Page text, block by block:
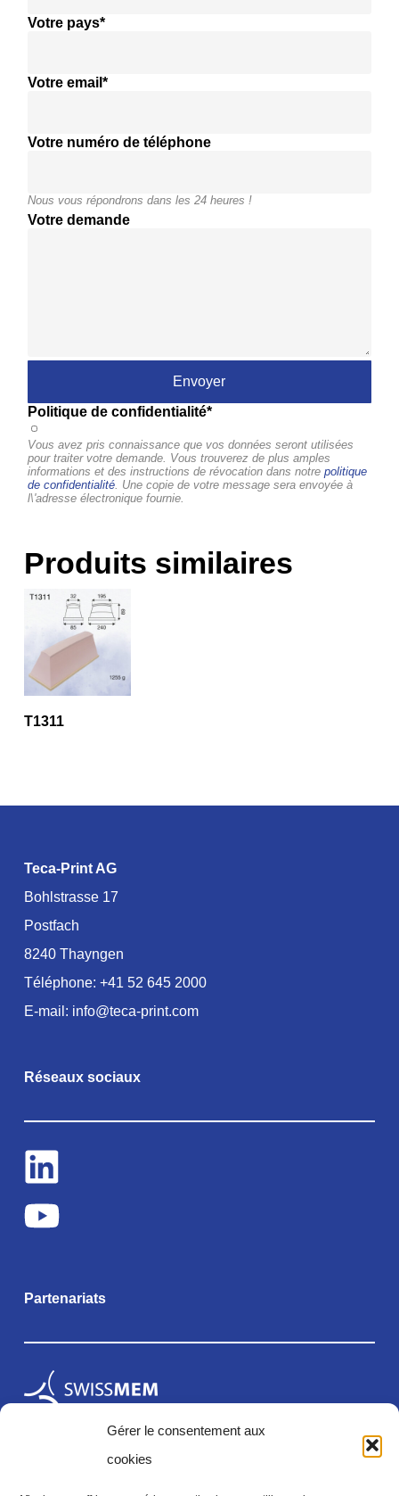
Gérer le consentement aux
cookies
Votre pays*
Votre email*
Votre numéro de téléphone
Nous vous répondrons dans les 24 heures !
Votre demande
Politique de confidentialité*
Vous avez pris connaissance que vos données seront utilisées
pour traiter votre demande. Vous trouverez de plus amples
informations et des instructions de révocation dans notrepolitique
de confidentialité. Une copie de votre message sera envoyée à
l\'adresse électronique fournie.
Produits similaires
T1311
Teca-Print AG
Bohlstrasse 17
Postfach
8240 Thayngen
Téléphone: +41 52 645 2000
E-mail: info@teca-print.com
Réseaux sociaux
Partenariats